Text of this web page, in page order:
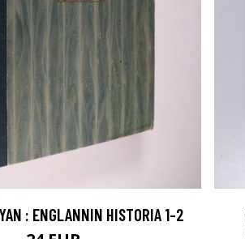
: ENGLANNIN HISTORIA 1-2